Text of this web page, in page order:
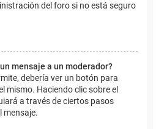
del foro si no está seguro
mensaje a un moderador?
debería ver un botón para
mismo. Haciendo clic sobre el
a través de ciertos pasos
mensaje.